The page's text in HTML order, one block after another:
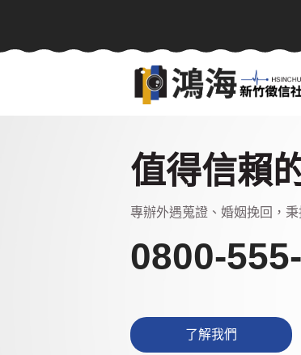
值得信賴
專辦外遇蒐證、婚姻挽回，
了解我們